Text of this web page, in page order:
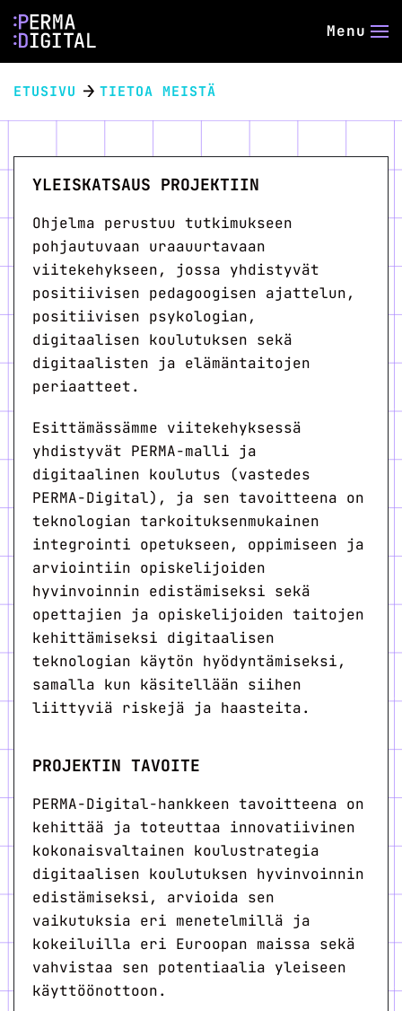
Menu
ETUSIVU TIETOA MEISTÄ
YLEISKATSAUS PROJEKTIIN
Ohjelma perustuu tutkimukseen
pohjautuvaan uraauurtavaan
viitekehykseen, jossa yhdistyvät
positiivisen pedagoogisen ajattelun,
positiivisen psykologian,
digitaalisen koulutuksen sekä
digitaalisten ja elämäntaitojen
periaatteet.
Esittämässämme viitekehyksessä
yhdistyvät PERMA-malli ja
digitaalinen koulutus (vastedes
PERMA-Digital), ja sen tavoitteena on
teknologian tarkoituksenmukainen
integrointi opetukseen, oppimiseen ja
arviointiin opiskelijoiden
hyvinvoinnin edistämiseksi sekä
opettajien ja opiskelijoiden taitojen
kehittämiseksi digitaalisen
teknologian käytön hyödyntämiseksi,
samalla kun käsitellään siihen
liittyviä riskejä ja haasteita.
PROJEKTIN TAVOITE
PERMA-Digital-hankkeen tavoitteena on
kehittää ja toteuttaa innovatiivinen
kokonaisvaltainen koulustrategia
digitaalisen koulutuksen hyvinvoinnin
edistämiseksi, arvioida sen
vaikutuksia eri menetelmillä ja
kokeiluilla eri Euroopan maissa sekä
vahvistaa sen potentiaalia yleiseen
käyttöönottoon.